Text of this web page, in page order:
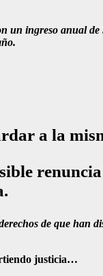
ingreso anual
a la
de que
justicia…